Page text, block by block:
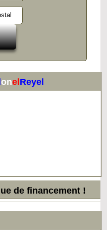
onelReyel
de financement !